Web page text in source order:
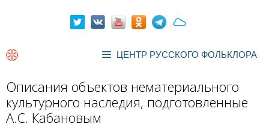
ЦЕНТР РУССКОГО ФОЛЬКЛОРА
Описания объектов нематериального
культурного наследия, подготовленные
А.С. Кабановым